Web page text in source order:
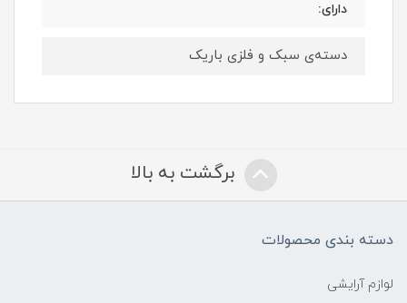
دارای:
دسته‌ی سبک و فلزی باریک
برگشت به بالا
دسته بندی محصولات
لوازم آرایشی